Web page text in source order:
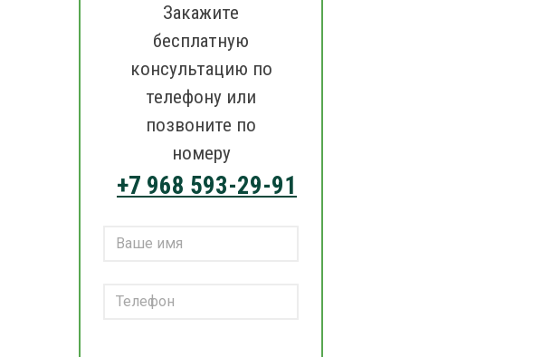
Закажите
бесплатную
консультацию по
телефону или
позвоните по
номеру
+7 968 593-29-91